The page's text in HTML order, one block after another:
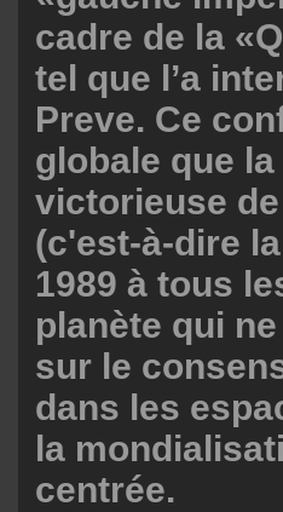
cadre de la
tel que l’a
Preve. Ce
globale que
victorieuse
(c'est-à-dire
1989 à tous
planète qui
sur le
dans les
la
centrée.